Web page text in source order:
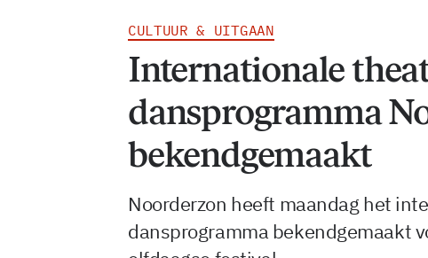
CULTUUR & UITGAAN
Internationale
dansprogramma
bekendgemaakt
Noorderzon heeft maandag het
dansprogramma bekendgemaakt